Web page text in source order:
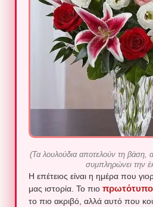
(Τα λουλούδια αποτελούν τη
συμπληρώνει την
Η επέτειος είναι η ημέρα που
μας ιστορία. Το πιο
το πιο ακριβό, αλλά αυτό που